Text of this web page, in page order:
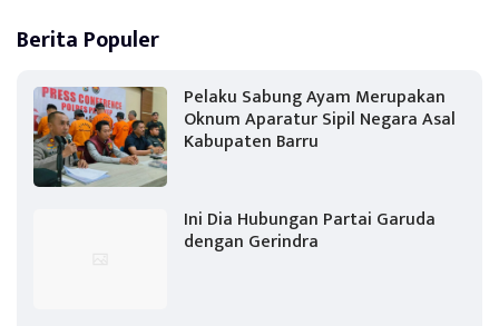
Berita Populer
Pelaku Sabung Ayam Merupakan
Oknum Aparatur Sipil Negara Asal
Kabupaten Barru
Ini Dia Hubungan Partai Garuda
dengan Gerindra